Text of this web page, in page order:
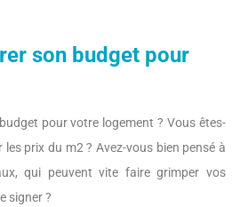
son budget pour
pour votre logement ? Vous êtes-
prix du m2 ? Avez-vous bien pensé à
qui peuvent vite faire grimper vos
signer ?